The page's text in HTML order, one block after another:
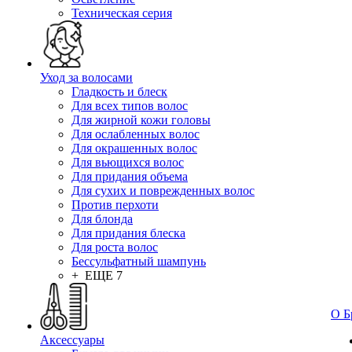
Техническая серия
Уход за волосами
Гладкость и блеск
Для всех типов волос
Для жирной кожи головы
Для ослабленных волос
Для окрашенных волос
Для вьющихся волос
Для придания объема
Для сухих и поврежденных волос
Против перхоти
Для блонда
Для придания блеска
Для роста волос
Бессульфатный шампунь
+ ЕЩЕ 7
Аксессуары
О